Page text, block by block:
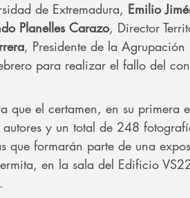
de Extremadura, Emilio
Planelles Carazo, Director
, Presidente de la
para realizar el fallo del
que el certamen, en su
y un total de 248
que formarán parte de una
en la sala del Edificio